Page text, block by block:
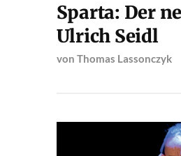
Sparta: Der
Ulrich Seidl
von Thomas Lassonczyk